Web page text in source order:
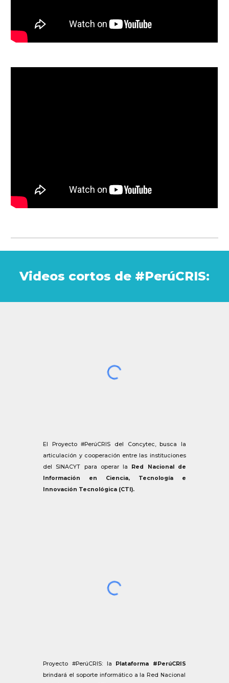
Videos cortos de #PerúCRIS:
El Proyecto #PerúCRIS del Concytec, busca la
articulación y cooperación entre las instituciones
del SINACYT para operar la Red Nacional de
Información en Ciencia, Tecnología e
Innovación Tecnológica (CTI).
Proyecto #PerúCRIS: la Plataforma #PerúCRIS
brindará el soporte informático a la Red Nacional